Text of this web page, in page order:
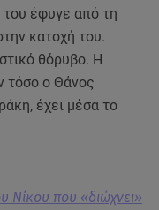
του έφυγε από τη
κατοχή του.
θόρυβο. Η
τόσο ο Θάνος
έχει μέσα το
Νίκου που «διώχνει»